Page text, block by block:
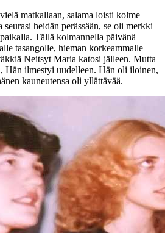
matkallaan, salama loisti kolme
heidän perässään, se oli merkki
Tällä kolmannella päivänä
tasangolle, hieman korkeammalle
Neitsyt Maria katosi jälleen. Mutta
Hän ilmestyi uudelleen. Hän oli iloinen,
kauneutensa oli yllättävää.